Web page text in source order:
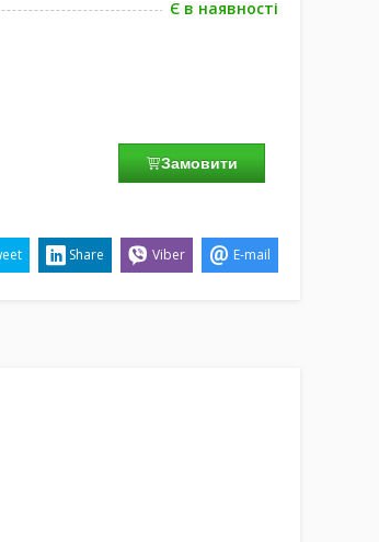
Є в наявності
Замовити
Share Viber E-mail